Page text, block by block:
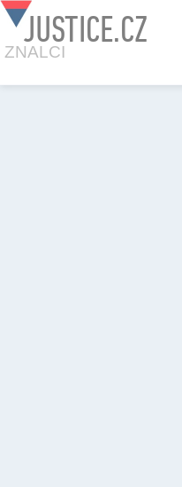
JUSTICE.CZ
ZNALCI